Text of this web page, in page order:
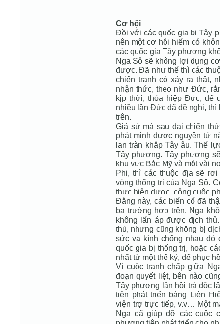
Cơ hội
Đồi với các quốc gia bị Tây
nên một cơ hội hiếm có
các quốc gia Tây phương
Nga Sô sẽ không lợi dụng
được. Đã như thế thì các
chiến tranh có xảy ra thật,
nhận thức, theo như Đức,
kịp thời, thỏa hiệp Đức, để
nhiều lần Đức đã đề nghị,
trên.
Giả sử mà sau đại chiến
phát minh được nguyên tử
lan tràn khắp Tây âu. Thế
Tây phương. Tây phương
khu vực Bắc Mỹ và một vài
Phi, thì các thuộc địa sẽ
vòng thống trị của Nga Sô.
thực hiện dược, công cuộc
Đằng này, các biến cố đã
ba trường hợp trên. Nga
không lấn áp được địch
thủ, nhưng cũng không bị
sức và kình chống nhau đó
quốc gia bị thống trị, hoặc
nhất từ một thế kỷ, để phục
Vì cuộc tranh chấp giữa
đoạn quyết liệt, bên nào
Tây phương lần hồi trả độc
tiện phát triển bằng Liên
viện trợ trực tiếp, v.v… Một
Nga đã giúp đỡ các cuộc